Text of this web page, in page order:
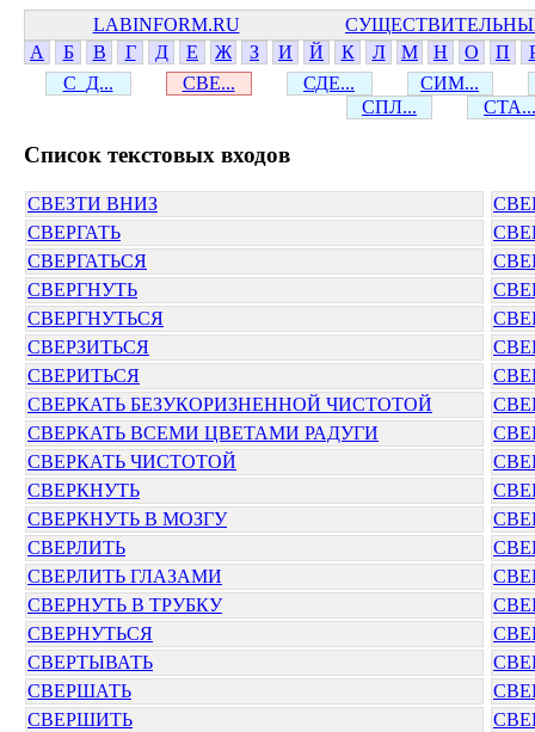
LABINFORM.RU
А
Б В Г Д Е Ж З И Й К Л М Н О П
С_Д...
СВЕ... СДЕ...
СИМ...
СПЛ...
СТА...
Cписок текстовых входов
СВЕЗТИ ВНИЗ
СВЕРГАТЬ
СВЕРГАТЬСЯ
СВЕРГНУТЬ
СВЕРГНУТЬСЯ
СВЕРЗИТЬСЯ
СВЕРИТЬСЯ
СВЕРКАТЬ БЕЗУКОРИЗНЕННОЙ ЧИСТОТОЙ
СВЕРКАТЬ ВСЕМИ ЦВЕТАМИ РАДУГИ
СВЕРКАТЬ ЧИСТОТОЙ
СВЕРКНУТЬ
СВЕРКНУТЬ В МОЗГУ
СВЕРЛИТЬ
СВЕРЛИТЬ ГЛАЗАМИ
СВЕРНУТЬ В ТРУБКУ
СВЕРНУТЬСЯ
СВЕРТЫВАТЬ
СВЕРШАТЬ
СВЕРШИТЬ